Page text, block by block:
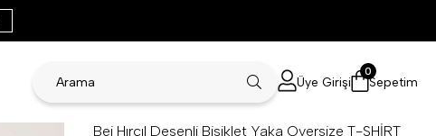
Üye Girişi Sepetim
0
Bej Hırçıl Desenli Bisiklet Yaka Oversize T-SHİRT